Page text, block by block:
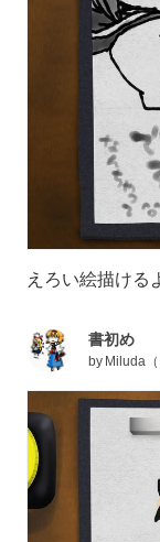
えろい絵描ける
書初め
by Miluda（